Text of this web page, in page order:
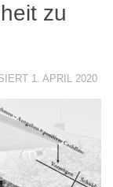
zu
1. APRIL 2020